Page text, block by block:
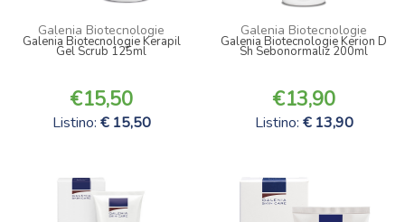
Galenia Biotecnologie
Galenia Biotecnologie Kerapil
Gel Scrub 125ml
15,50
Listino: 15,50
Galenia Biotecnologie
Galenia Biotecnologie Kerion D
Sh Sebonormaliz 200ml
13,90
Listino: 13,90